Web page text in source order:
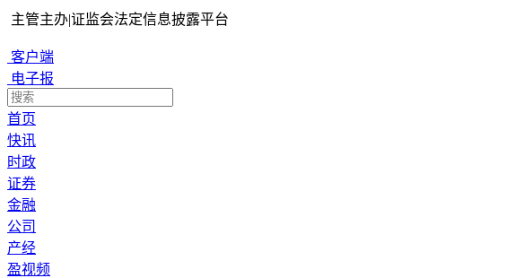
主管主办|证监会法定信息披露平台
客户端
电子报
首页
快讯
时政
证券
金融
公司
产经
盈视频